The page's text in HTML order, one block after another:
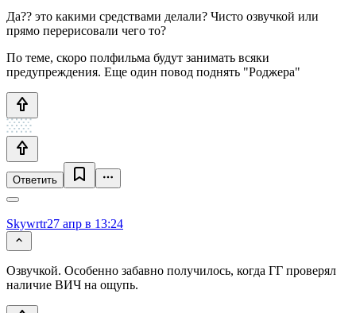
Да?? это какими средствами делали? Чисто озвучкой или
прямо перерисовали чего то?
По теме, скоро полфильма будут занимать всяки
предупреждения. Еще один повод поднять "Роджера"
Ответить
Skywrtr27 апр в 13:24
Озвучкой. Особенно забавно получилось, когда ГГ проверял
наличие ВИЧ на ощупь.